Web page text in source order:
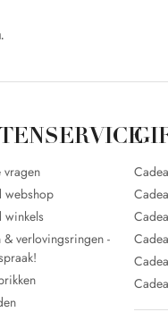
.
vragen
webshop
winkels
verlovingsringen -